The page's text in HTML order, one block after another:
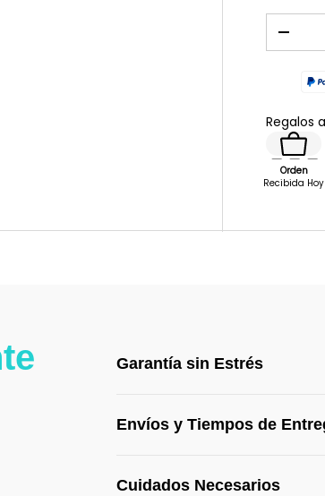
Regalos
Orden
Recibida Hoy
Garantía sin Estrés
Envíos y Tiempos de
Cuidados Necesarios